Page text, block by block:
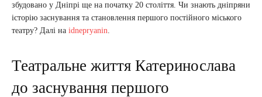
збудовано у Дніпрі ще на початку 20 століття. Чи знають дніпряни
історію заснування та становлення першого постійного міського
театру? Далі на idnepryanin.
Театральне життя Катеринослава
до заснування першого